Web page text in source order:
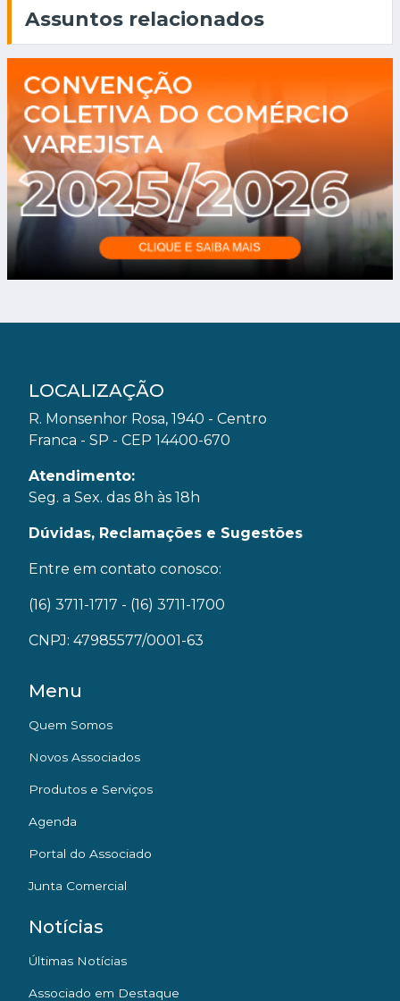
Assuntos relacionados
LOCALIZAÇÃO
R. Monsenhor Rosa, 1940 - Centro
Franca - SP - CEP 14400-670
Atendimento:
Seg. a Sex. das 8h às 18h
Dúvidas, Reclamações e Sugestões
Entre em contato conosco:
(16) 3711-1717 - (16) 3711-1700
CNPJ: 47985577/0001-63
Menu
Quem Somos
Novos Associados
Produtos e Serviços
Agenda
Portal do Associado
Junta Comercial
Notícias
Últimas Notícias
Associado em Destaque